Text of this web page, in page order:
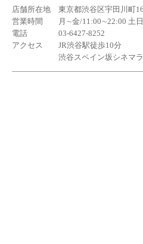
店舗所在地
東京都渋谷区宇田川町
営業時間
月∼金/11:00∼22:00 土
電話
03-6427-8252
アクセス
JR渋谷駅徒歩10分
渋谷スペイン坂シネマ